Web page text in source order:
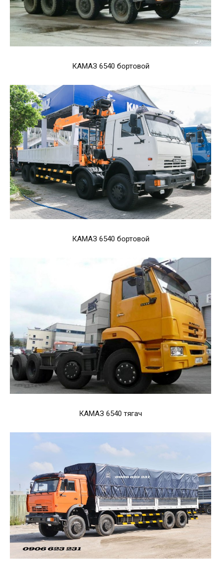
КАМАЗ 6540 бортовой
КАМАЗ 6540 бортовой
КАМАЗ 6540 тягач